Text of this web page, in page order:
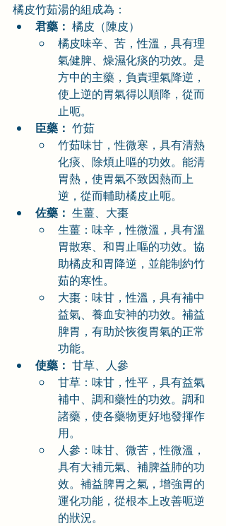
橘皮竹茹湯的組成為：
君藥： 橘皮（陳皮）
橘皮味辛、苦，性溫，具有理
氣健脾、燥濕化痰的功效。是
方中的主藥，負責理氣降逆，
使上逆的胃氣得以順降，從而
止呃。
臣藥： 竹茹
竹茹味甘，性微寒，具有清熱
化痰、除煩止嘔的功效。能清
胃熱，使胃氣不致因熱而上
逆，從而輔助橘皮止呃。
佐藥： 生薑、大棗
生薑：味辛，性微溫，具有溫
胃散寒、和胃止嘔的功效。協
助橘皮和胃降逆，並能制約竹
茹的寒性。
大棗：味甘，性溫，具有補中
益氣、養血安神的功效。補益
脾胃，有助於恢復胃氣的正常
功能。
使藥： 甘草、人參
甘草：味甘，性平，具有益氣
補中、調和藥性的功效。調和
諸藥，使各藥物更好地發揮作
用。
人參：味甘、微苦，性微溫，
具有大補元氣、補脾益肺的功
效。補益脾胃之氣，增強胃的
運化功能，從根本上改善呃逆
的狀況。